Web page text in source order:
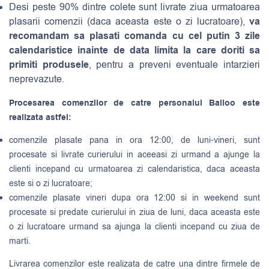
Desi peste 90% dintre colete sunt livrate ziua urmatoarea
plasarii comenzii (daca aceasta este o zi lucratoare), va
recomandam sa plasati comanda cu cel putin 3 zile
calendaristice inainte de data limita la care doriti sa
primiti produsele, pentru a preveni eventuale intarzieri
neprevazute.
Procesarea comenzilor de catre personalul Balloo este
realizata astfel:
comenzile plasate pana in ora 12:00, de luni-vineri, sunt
procesate si livrate curierului in aceeasi zi urmand a ajunge la
clienti incepand cu urmatoarea zi calendaristica, daca aceasta
este si o zi lucratoare;
comenzile plasate vineri dupa ora 12:00 si in weekend sunt
procesate si predate curierului in ziua de luni, daca aceasta este
o zi lucratoare urmand sa ajunga la clienti incepand cu ziua de
marti.
Livrarea comenzilor este realizata de catre una dintre firmele de